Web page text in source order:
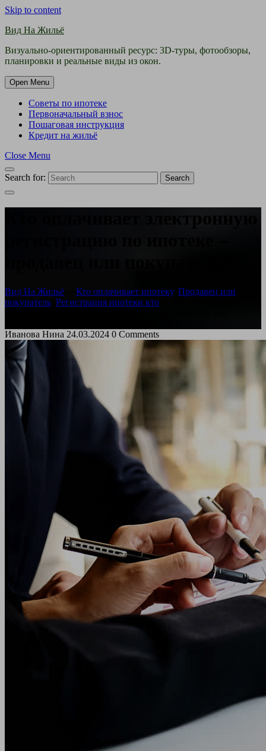
Skip to content
Вид На Жильё
Визуально-ориентированный ресурс: 3D-туры, фотообзоры,
планировки и реальные виды из окон.
Open Menu
Советы по ипотеке
Первоначальный взнос
Пошаговая инструкция
Кредит на жильё
Close Menu
Search for: Search
Вид На Жильё Кто оплачивает ипотеку, Продавец или
покупатель Регистрация ипотеки кто
Иванова Нина 24.03.2024 0 Comments